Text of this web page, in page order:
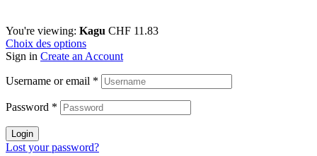
You're viewing: Kagu CHF 11.83
Choix des options
Sign in Create an Account
Username or email *
Password *
Login
Lost your password?